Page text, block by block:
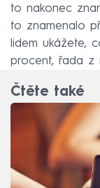
to nakonec
to znamenalo
lidem ukážete,
procent, řada z
Čtěte také